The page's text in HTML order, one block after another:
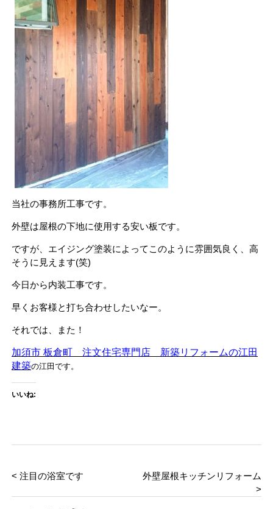
当社の事務所工事です。
外壁は屋根の下地に使用する安い板です。
ですが、エイジング塗装によってこのように雰囲気良く、高
そうに見えます(笑)
今日から内装工事です。
早くお客様と打ち合わせしたいなー。
それでは、また！
加須市 板倉町 注文住宅専門店 新築リフォームの江田
建築の江田です。
いいね:
< 注目の浴室です
外壁屋根キッチンリフォーム
>